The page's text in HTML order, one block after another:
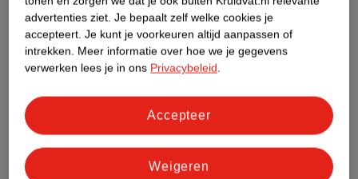
Nature Impact Score
Dit product heeft (nog) geen Nature
Impact Score.
Meer informatie
Bestel & Bezorginformatie
advertenties ziet. Je bepaalt zelf welke cookies je
accepteert. Je kunt je voorkeuren altijd aanpassen of
intrekken. Meer informatie over hoe we je gegevens
verwerken lees je in ons Privacybeleid.
Weigeren
Accepteer